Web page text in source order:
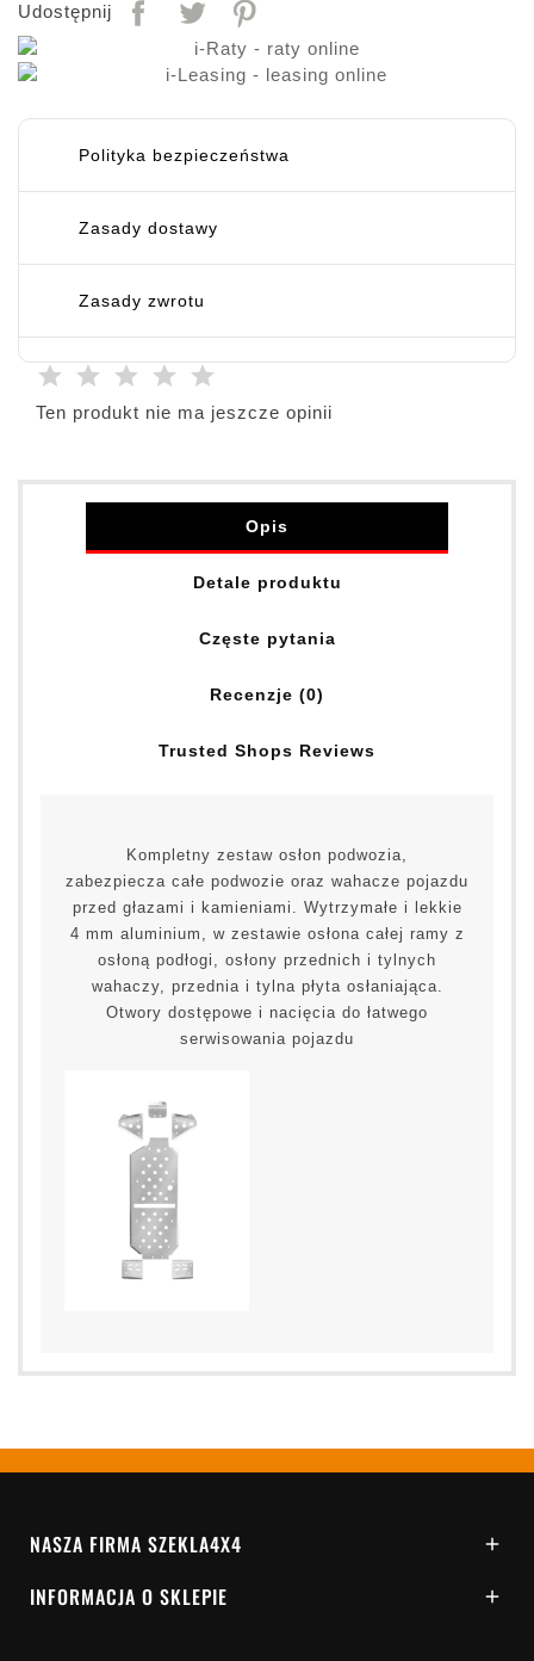
Udostępnij
Polityka bezpieczeństwa
Zasady dostawy
Zasady zwrotu
Ten produkt nie ma jeszcze opinii
Opis
Detale produktu
Częste pytania
Recenzje (0)
Trusted Shops Reviews
Kompletny zestaw osłon podwozia,
zabezpiecza całe podwozie oraz wahacze pojazdu
przed głazami i kamieniami. Wytrzymałe i lekkie
4 mm aluminium, w zestawie osłona całej ramy z
osłoną podłogi, osłony przednich i tylnych
wahaczy, przednia i tylna płyta osłaniająca.
Otwory dostępowe i nacięcia do łatwego
serwisowania pojazdu
NASZA FIRMA SZEKLA4X4 
INFORMACJA O SKLEPIE 